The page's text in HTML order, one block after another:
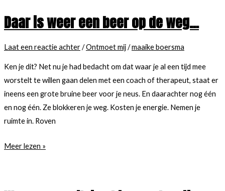
zorgverleners
de
35
jaar
heeft
last
van
out
Daar is weer een beer op de weg…
Laat een reactie achter/Ontmoet mij/maaike boersma
Ken je dit? Net nu je had bedacht om dat waar je al een tijd mee
worstelt te willen gaan delen met een coach of therapeut, staat er
ineens een grote bruine beer voor je neus. En daarachter nog één
en nog één. Ze blokkeren je weg. Kosten je energie. Nemen je
ruimte in. Roven
Daar
Meer lezen »